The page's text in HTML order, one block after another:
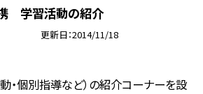
携 学習活動の紹介
更新日 2014/11/18
・個別指導など）の紹介コーナーを設